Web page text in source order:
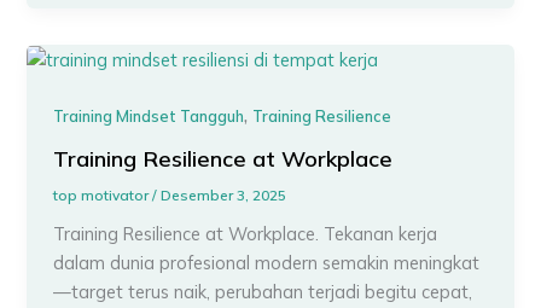
Training Mindset Tangguh, Training Resilience
Training Resilience at Workplace
top motivator/Desember 3, 2025
Training Resilience at Workplace. Tekanan kerja
dalam dunia profesional modern semakin meningkat
—target terus naik, perubahan terjadi begitu cepat,